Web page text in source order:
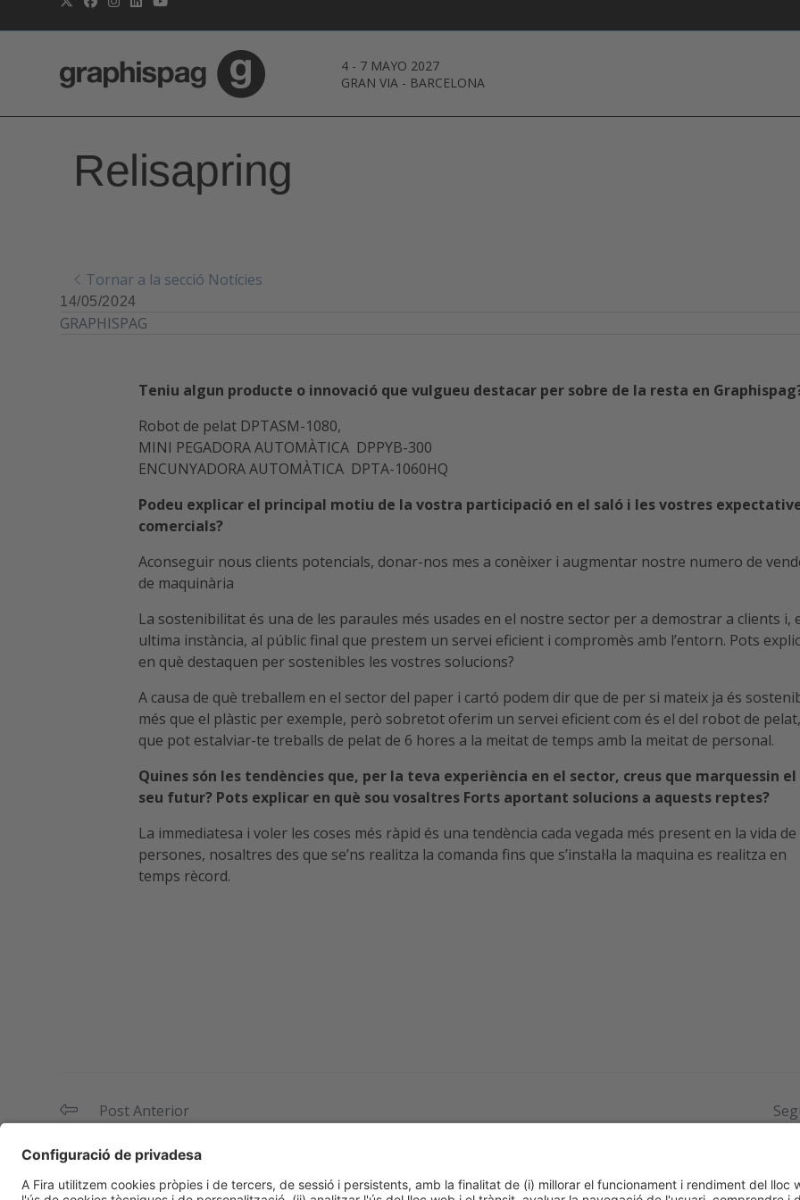
4- 7 MAYO 2027
GRAN VIA - BARCELONA
Relisapring
Tornar a la secció Notícies
14/05/2024
GRAPHISPAG
Teniu algun producte o innovació que vulgueu destacar per sobre de la resta en
Robot de pelat DPTASM-1080,
MINI PEGADORA AUTOMÀTICA DPPYB-300
ENCUNYADORA AUTOMÀTICA DPTA-1060HQ
Podeu explicar el principal motiu de la vostra participació en el saló i les vostres
comercials?
Aconseguir nous clients potencials, donar-nos mes a conèixer i augmentar nostre numero de
de maquinària
La sostenibilitat és una de les paraules més usades en el nostre sector per a demostrar a clients i,
ultima instància, al públic final que prestem un servei eficient i compromès amb l’entorn. Pots
en què destaquen per sostenibles les vostres solucions?
A causa de què treballem en el sector del paper i cartó podem dir que de per si mateix ja és
més que el plàstic per exemple, però sobretot oferim un servei eficient com és el del robot de pelat,
que pot estalviar-te treballs de pelat de 6 hores a la meitat de temps amb la meitat de personal.
Quines són les tendències que, per la teva experiència en el sector, creus que marquessin el
seu futur? Pots explicar en què sou vosaltres Forts aportant solucions a aquests reptes?
La immediatesa i voler les coses més ràpid és una tendència cada vegada més present en la vida de
persones, nosaltres des que se’ns realitza la comanda fins que s’instal·la la maquina es realitza en
temps rècord.
Post Anterior